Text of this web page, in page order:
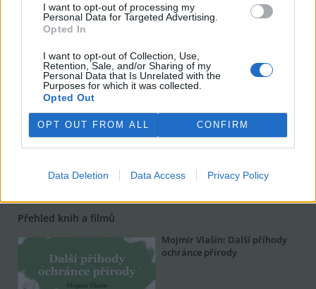
I want to opt-out of processing my
Personal Data for Targeted Advertising.
Opted In
I want to opt-out of Collection, Use,
Retention, Sale, and/or Sharing of my
Personal Data that Is Unrelated with the
Purposes for which it was collected.
Opted Out
OPT OUT FROM ALL CONFIRM
Data Deletion Data Access Privacy Policy
Květen 2013: Co si na Ekolistu nepřečtete (pokud si to
sami nenapíšete)
Milé čtenářky a milí čtenáři,
Únor 2013 na Ekolistu: Dočasný konec diskuzí a
poděkování dárcům
8.3.2013
Milé čtenářky a milí čtenáři,
|2|3|4|»
Přehled knih a filmů
Mojmír Vlašín: Další příhody
ochránce přírody